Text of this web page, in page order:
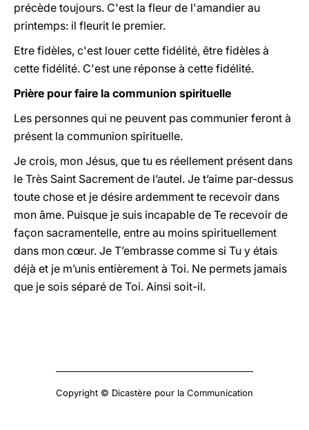
précède toujours. C'est la fleur de l'amandier au
printemps: il fleurit le premier.
Etre fidèles, c'est louer cette fidélité, être fidèles à
cette fidélité. C'est une réponse à cette fidélité.
Prière pour faire la communion spirituelle
Les personnes qui ne peuvent pas communier feront à
présent la communion spirituelle.
Je crois, mon Jésus, que tu es réellement présent dans
le Très Saint Sacrement de l’autel. Je t’aime par-dessus
toute chose et je désire ardemment te recevoir dans
mon âme. Puisque je suis incapable de Te recevoir de
façon sacramentelle, entre au moins spirituellement
dans mon cœur. Je T’embrasse comme si Tu y étais
déjà et je m’unis entièrement à Toi. Ne permets jamais
que je sois séparé de Toi. Ainsi soit-il.
Copyright © Dicastère pour la Communication